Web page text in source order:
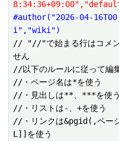
#author("2026-04-
i","wiki")
// "//"で始まる行はコメン
せん
//以下のルールに従って編
//・ページ名は*を使う
//・見出しは**、***を使う
//・リストは-、+を使う
//・リンクは&pgid(,ペー
L]]を使う